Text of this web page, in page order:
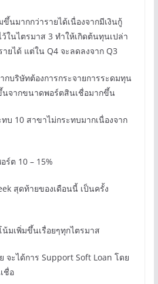
นมากกว่ารายได้เนื่องจากมีเงินกู้
ในไตรมาส 3 ทำให้เกิดต้นทุนเปล่า
ยได้ แต่ใน Q4 จะลดลงจาก Q3
กบริษัทต้องการกระจายการระดมทุน
นจากขนาดพอร์ตสินเชื่อมากขึ้น
บ 10 สาขาไม่กระทบมากเนื่องจาก
ร์ต 10 – 15%
สุดท้ายของเดือนนี้ เป็นครั้ง
มเพิ่มขึ้นเรื่อยๆทุกไตรมาส
ะได้การ Support Soft Loan โดย
ชื่อ